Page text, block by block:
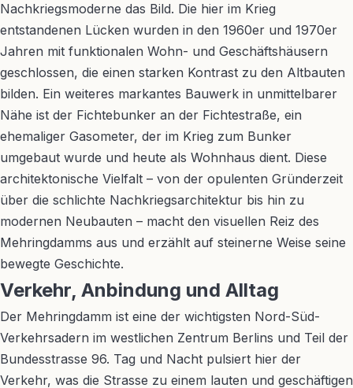
Nachkriegsmoderne das Bild. Die hier im Krieg
entstandenen Lücken wurden in den 1960er und 1970er
Jahren mit funktionalen Wohn- und Geschäftshäusern
geschlossen, die einen starken Kontrast zu den Altbauten
bilden. Ein weiteres markantes Bauwerk in unmittelbarer
Nähe ist der Fichtebunker an der Fichtestraße, ein
ehemaliger Gasometer, der im Krieg zum Bunker
umgebaut wurde und heute als Wohnhaus dient. Diese
architektonische Vielfalt – von der opulenten Gründerzeit
über die schlichte Nachkriegsarchitektur bis hin zu
modernen Neubauten – macht den visuellen Reiz des
Mehringdamms aus und erzählt auf steinerne Weise seine
bewegte Geschichte.
Verkehr, Anbindung und Alltag
Der Mehringdamm ist eine der wichtigsten Nord-Süd-
Verkehrsadern im westlichen Zentrum Berlins und Teil der
Bundesstrasse 96. Tag und Nacht pulsiert hier der
Verkehr, was die Strasse zu einem lauten und geschäftigen